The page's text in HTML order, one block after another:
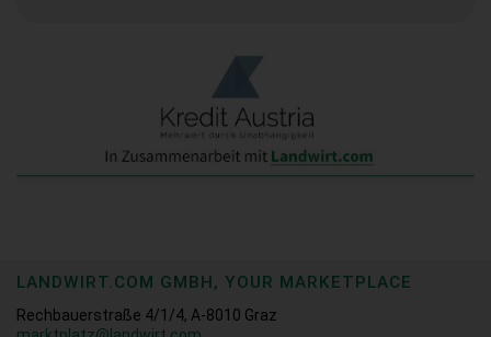
LANDWIRT.COM GMBH, YOUR MARKETPLACE
Rechbauerstraße 4/1/4, A-8010 Graz